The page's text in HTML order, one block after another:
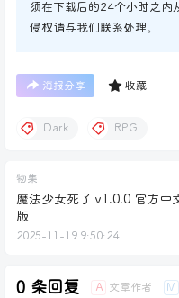
须在下载后的24个小时之内
侵权请与我们联系处理。
海报分享 收藏
Dark RPG
物集
魔法少女死了 v1.0.0 官方中
版
2025-11-19 9:50:24
0 条回复 A 文章作者 M